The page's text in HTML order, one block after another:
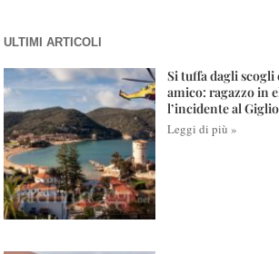
ULTIMI ARTICOLI
Si tuffa dagli scogli
amico: ragazzo in
l’incidente al Giglio
Leggi di più »